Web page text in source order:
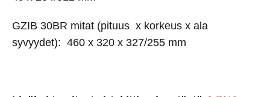
GZIB 30BR mitat (pituus x korkeus x ala
syvyydet): 460 x 320 x 327/255 mm